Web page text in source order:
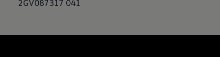
2GV087317 041